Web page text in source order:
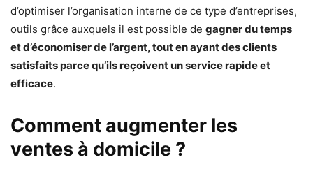
d’optimiser l’organisation interne de ce type d’entreprises,
outils grâce auxquels il est possible de gagner du temps
et d’économiser de l’argent, tout en ayant des clients
satisfaits parce qu’ils reçoivent un service rapide et
efficace.
Comment augmenter les
ventes à domicile ?